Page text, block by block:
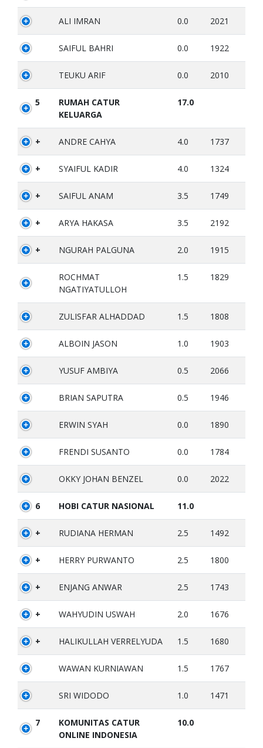
ALI IMRAN 0.0 2021
SAIFUL BAHRI 0.0 1922
TEUKU ARIF 0.0 2010
5
RUMAH CATUR
KELUARGA
17.0
+ ANDRE CAHYA 4.0 1737
+ SYAIFUL KADIR 4.0 1324
+ SAIFUL ANAM 3.5 1749
+ ARYA HAKASA 3.5 2192
+ NGURAH PALGUNA 2.0 1915
ROCHMAT
NGATIYATULLOH
1.5 1829
ZULISFAR ALHADDAD 1.5 1808
ALBOIN JASON 1.0 1903
YUSUF AMBIYA 0.5 2066
BRIAN SAPUTRA 0.5 1946
ERWIN SYAH 0.0 1890
FRENDI SUSANTO 0.0 1784
OKKY JOHAN BENZEL 0.0 2022
6 HOBI CATUR NASIONAL 11.0
+ RUDIANA HERMAN 2.5 1492
+ HERRY PURWANTO 2.5 1800
+ ENJANG ANWAR 2.5 1743
+ WAHYUDIN USWAH 2.0 1676
+ HALIKULLAH VERRELYUDA 1.5 1680
WAWAN KURNIAWAN 1.5 1767
SRI WIDODO 1.0 1471
7
KOMUNITAS CATUR
ONLINE INDONESIA
10.0